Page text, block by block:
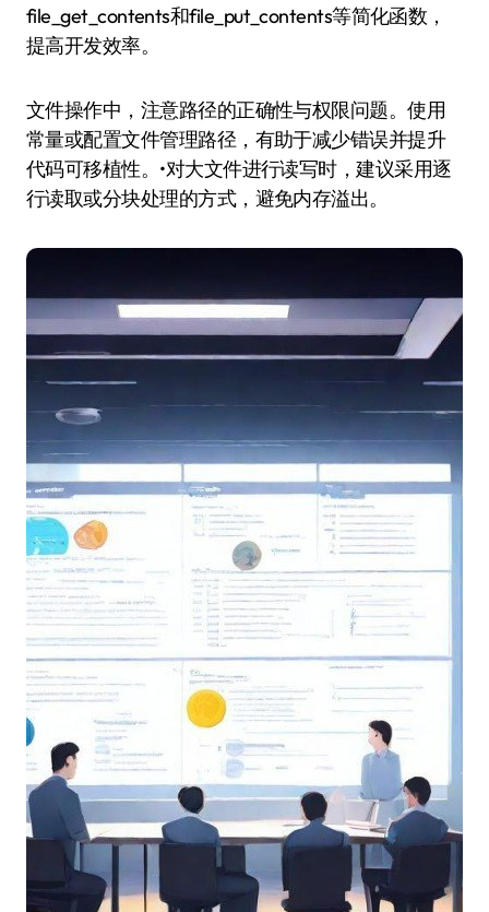
file_get_contents和file_put_contents等简化函数，
提高开发效率。
文件操作中，注意路径的正确性与权限问题。使用
常量或配置文件管理路径，有助于减少错误并提升
代码可移植性。•对大文件进行读写时，建议采用逐
行读取或分块处理的方式，避免内存溢出。